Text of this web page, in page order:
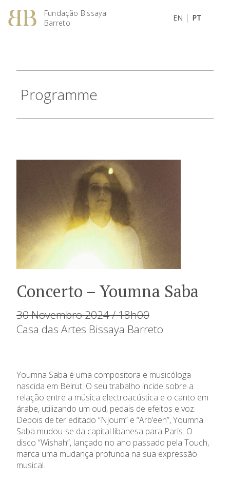
Fundação Bissaya
Barreto
EN | PT
Programme
Concerto – Youmna Saba
30 Novembro 2024 / 18h00
Casa das Artes Bissaya Barreto
Youmna Saba é uma compositora e musicóloga
nascida em Beirut. O seu trabalho incide sobre a
relação entre a música electroacústica e o canto em
árabe, utilizando um oud, pedais de efeitos e voz.
Depois de ter editado “Njoum” e “Arb’een”, Youmna
Saba mudou-se da capital libanesa para Paris. O
disco “Wishah”, lançado no ano passado pela Touch,
marca uma mudança profunda na sua expressão
musical.